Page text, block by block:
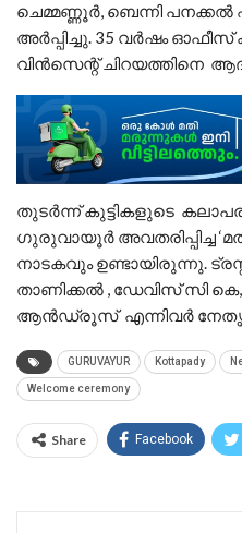
ചെമ്മണ്ണൂർ, ബെന്നി
അർപ്പിച്ചു. 35 വർഷം
വിൻസെന്റ് ചിറയത്തിനെ
തുടർന്ന് കുട്ടികളുടെ
ഗുരുവായൂർ അവതരിപ്പിച്ച
നാടകവും ഉണ്ടായിരുന്നു.
താണിക്കൽ , ഡേവിസ് സി
ആൻഡ്രൂസ് എന്നിവർ
GURUVAYUR Kottapady
Welcome ceremony
Share Facebook